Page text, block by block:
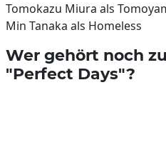
Tomokazu Miura als
Min Tanaka als Homeless
Wer gehört noch
"Perfect Days"?